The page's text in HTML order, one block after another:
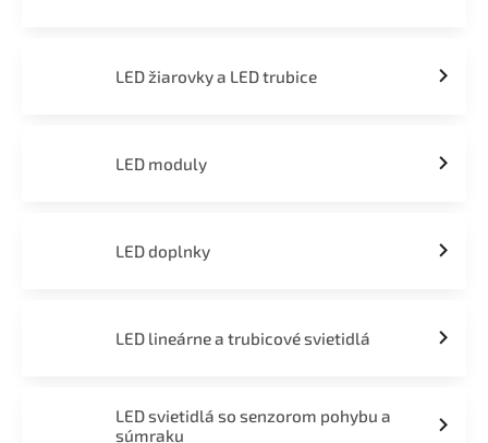
LED žiarovky a LED trubice
LED moduly
LED doplnky
LED lineárne a trubicové svietidlá
LED svietidlá so senzorom pohybu a
súmraku